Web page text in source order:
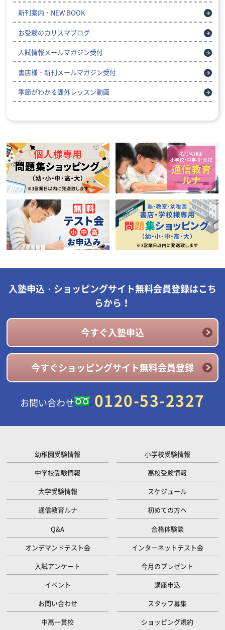
新刊案内・NEW BOOK
お受験のカリスマブログ
入試情報メールマガジン受付
書店様・新刊メールマガジン受付
季節がわかる課外レッスン動画
入塾申込・ショッピングサイト無料会員登録はこち
らから！
今すぐ入塾申込
今すぐショッピングサイト無料会員登録
お問い合わせ 0120-53-2327
幼稚園受験情報
小学校受験情報
中学校受験情報
高校受験情報
大学受験情報
スケジュール
通信教育ルナ
初めての方へ
Q&A
合格体験談
オンデマンドテスト会
インターネットテスト会
入試アンケート
今月のプレゼント
イベント
講座申込
お問い合わせ
スタッフ募集
中高一貫校
ショッピング規約